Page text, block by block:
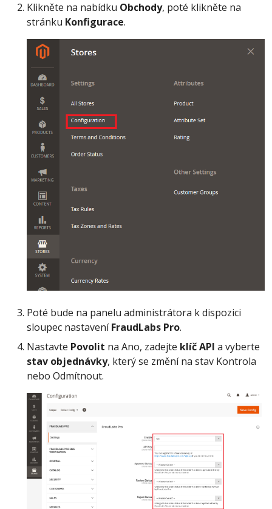
Klikněte na nabídku Obchody, poté klikněte na
stránku Konfigurace.
Poté bude na panelu administrátora k dispozici
sloupec nastaveníFraudLabs Pro.
Nastavte Povolit na Ano, zadejte klíč API a vyberte
stav objednávky, který se změní na stav Kontrola
nebo Odmítnout.